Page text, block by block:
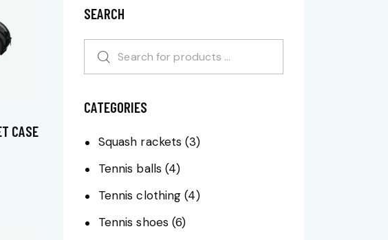
CASE
SEARCH
CATEGORIES
Squash rackets (3)
Tennis balls (4)
Tennis clothing (4)
Tennis shoes (6)